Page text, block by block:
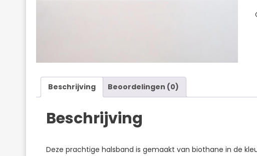
Beschrijving Beoordelingen (0)
Beschrijving
Deze prachtige halsband is gemaakt van biothane in de